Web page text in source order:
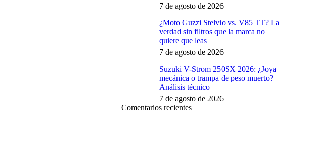
7 de agosto de 2026
¿Moto Guzzi Stelvio vs. V85 TT? La
verdad sin filtros que la marca no
quiere que leas
7 de agosto de 2026
Suzuki V-Strom 250SX 2026: ¿Joya
mecánica o trampa de peso muerto?
Análisis técnico
7 de agosto de 2026
Comentarios recientes